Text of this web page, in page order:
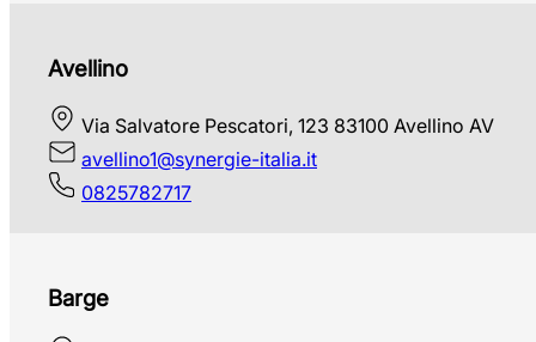
Avellino
Via Salvatore Pescatori, 123 83100 Avellino AV
avellino1@synergie-italia.it
0825782717
Barge